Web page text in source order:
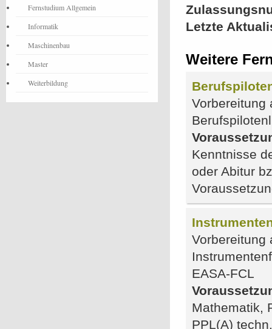
Letzte
Weitere
Vorbereitung
Kenntnisse
oder Abitur
Vorbereitung
EASA-FCL
Mathematik,
PPL(A)
Fernstudium Allgemein
Informatik
Maschinenbau
Master
Weiterbildung